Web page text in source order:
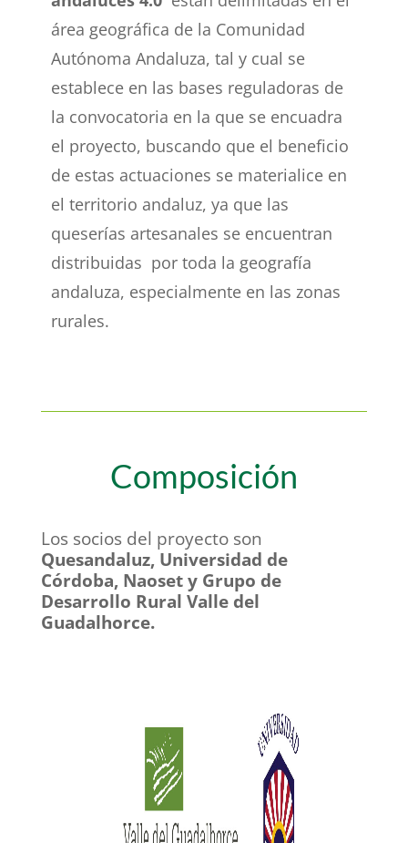
área geográfica de la Comunidad
Autónoma Andaluza, tal y cual se
establece en las bases reguladoras de
la convocatoria en la que se encuadra
el proyecto, buscando que el beneficio
de estas actuaciones se materialice en
el territorio andaluz, ya que las
queserías artesanales se encuentran
distribuidas por toda la geografía
andaluza, especialmente en las zonas
rurales.
Composición
Los socios del proyecto son
Quesandaluz, Universidad de
Córdoba, Naoset y Grupo de
Desarrollo Rural Valle del
Guadalhorce.